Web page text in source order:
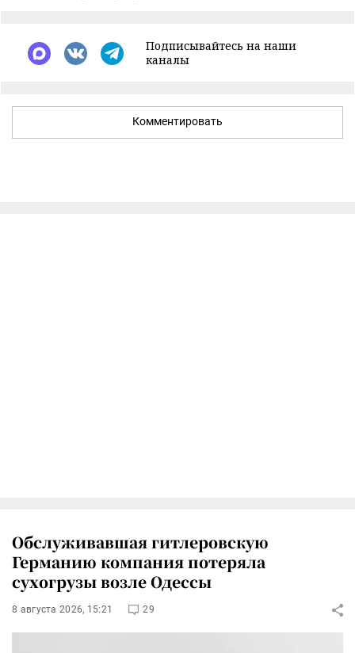
Подписывайтесь на наши
каналы
Комментировать
Обслуживавшая гитлеровскую
Германию компания потеряла
сухогрузы возле Одессы
8 августа 2026, 15:21 29